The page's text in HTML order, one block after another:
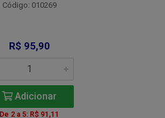
Código: 010269
R$ 95,90
Adicionar
De 2 a 5: R$ 91,11